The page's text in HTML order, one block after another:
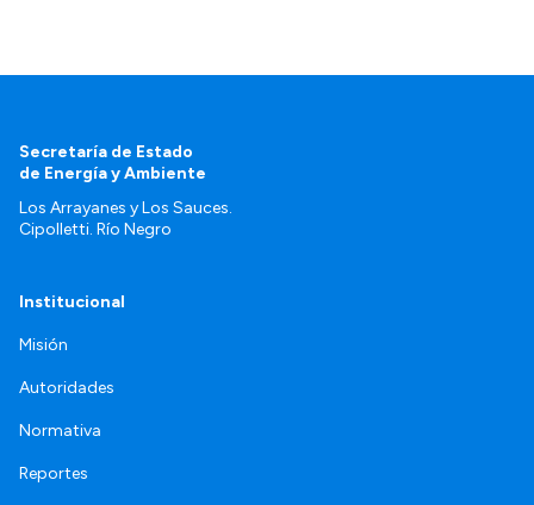
Secretaría de Estado
de Energía y Ambiente
Los Arrayanes y Los Sauces.
Cipolletti. Río Negro
Institucional
Misión
Autoridades
Normativa
Reportes